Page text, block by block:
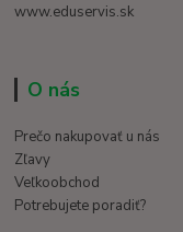
www.eduservis.sk
O nás
Prečo nakupovať u nás
Zľavy
Veľkoobchod
Potrebujete poradiť?